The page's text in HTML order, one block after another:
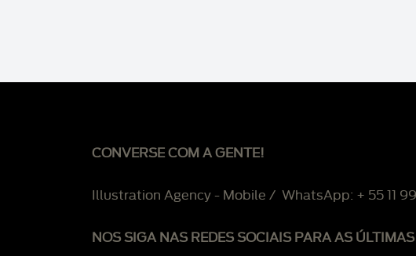
CONVERSE COM A GENTE!
Illustration Agency - Mobile / WhatsApp: + 55 11
NOS SIGA NAS REDES SOCIAIS PARA AS